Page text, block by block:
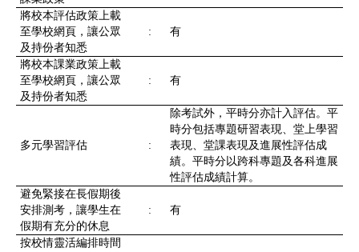
將校本評估政策上載
至學校網頁，讓公眾
及持份者知悉
: 有
將校本課業政策上載
至學校網頁，讓公眾
及持份者知悉
: 有
多元學習評估 :
除考試外，平時分亦計入評估。平
時分包括專題研習表現、堂上學習
表現、堂課表現及進展性評估成
績。平時分以跨科專題及各科進展
性評估成績計算。
避免緊接在長假期後
安排測考，讓學生在
假期有充分的休息
: 有
按校情靈活編排時間